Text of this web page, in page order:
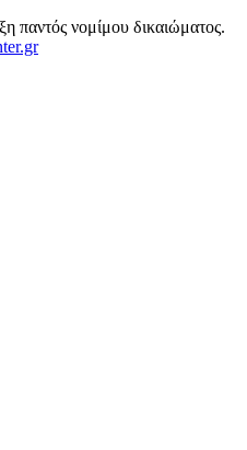
νομίμου δικαιώματος.